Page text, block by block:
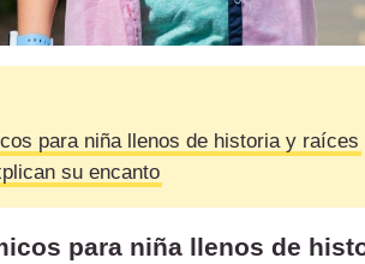
para niña llenos de historia y raíces
su encanto
para niña llenos de